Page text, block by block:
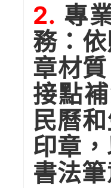
2. 專
務：
章材
接點
民曆
印章
書法